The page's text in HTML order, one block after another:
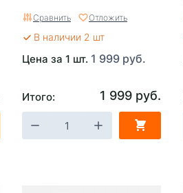
Сравнить Отложить
В наличии 2 шт
Цена за 1 шт. 1 999 руб.
Итого: 1 999 руб.